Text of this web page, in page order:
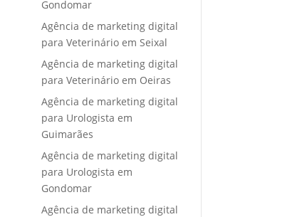
Gondomar
Agência de marketing digital
para Veterinário em Seixal
Agência de marketing digital
para Veterinário em Oeiras
Agência de marketing digital
para Urologista em
Guimarães
Agência de marketing digital
para Urologista em
Gondomar
Agência de marketing digital